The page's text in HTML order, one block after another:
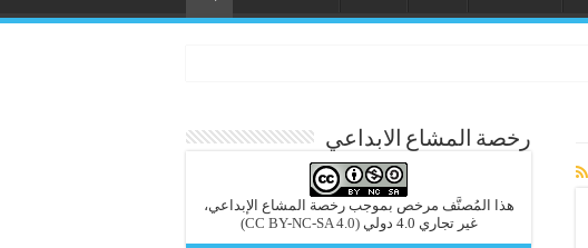
رخصة المشاع الابداعي
هذا المُصنَّف مرخص بموجب رخصة المشاع الإبداعي،
غير تجاري 4.0 دولي
(CC BY-NC-SA 4.0)